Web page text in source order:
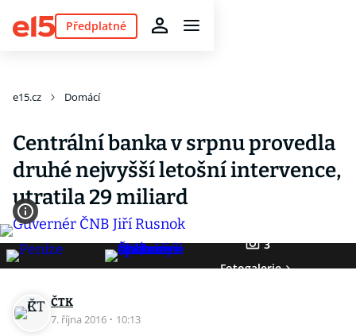
Předplatné
e15.cz Domácí
Centrální banka v srpnu provedla
druhé nejvyšší letošní intervence,
utratila 29 miliard
3
Fotogalerie
ČTK
7. října 2016 · 10:13